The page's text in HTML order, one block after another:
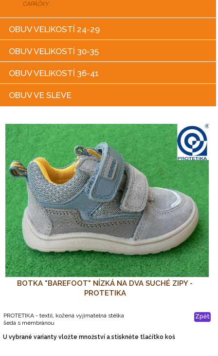
CAPÁČKY
OBUV VELIKOSTÍ 24-29
OBUV VELIKOSTÍ 30-35
OBUV VELIKOSTÍ 36-41
OBUV VE SLEVE
BOTKA "BAREFOOT" NÍZKÁ NA DVA SUCHÉ ZIPY -
PROTETIKA
Zpět
PROTETIKA - textil, kožená vyjímatelná stélka
šedá s membránou
U vybrané varianty vložte množství a stiskněte tlačítko koš